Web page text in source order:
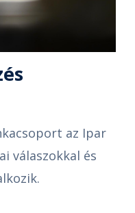
az Ipar
válaszokkal és